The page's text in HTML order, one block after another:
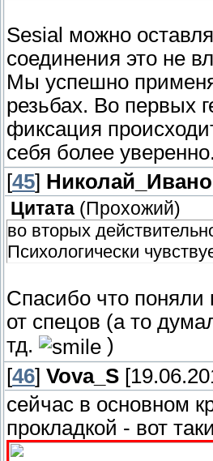
Sesial можно
соединения это не
Мы успешно
резьбах. Во первых
фиксация
себя более уверенно.
[45]
Цитата ( Прохожий)
во вторых
Психологически
Спасибо что поняли
от спецов (а то
тд.
)
[46] Vova_S
сейчас в основном
прокладкой - вот